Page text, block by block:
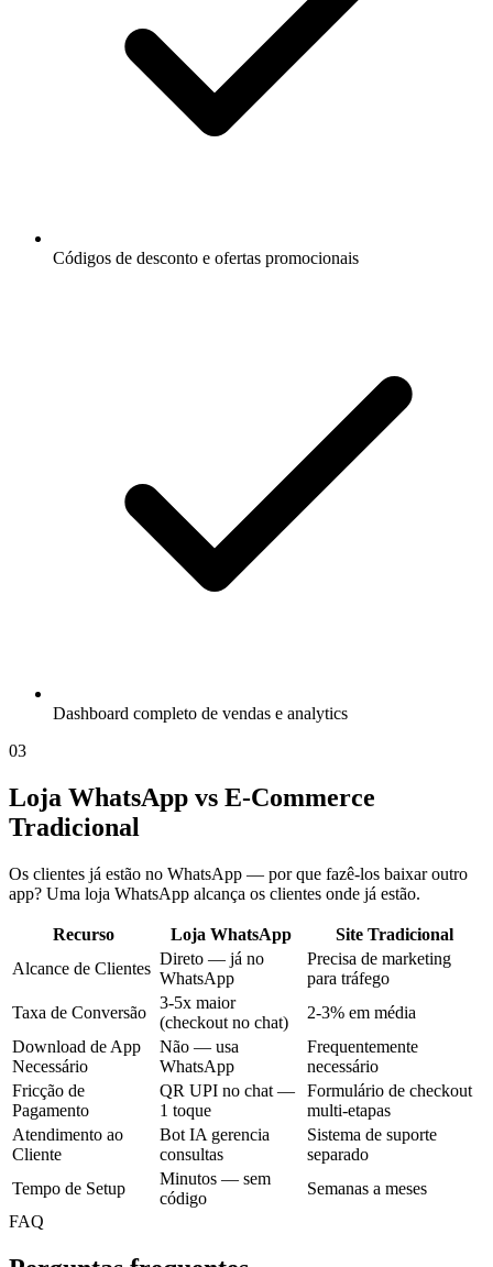
Códigos de desconto e ofertas promocionais
Dashboard completo de vendas e analytics
03
Loja WhatsApp vs E-Commerce
Tradicional
Os clientes já estão no WhatsApp — por que fazê-los baixar outro
app? Uma loja WhatsApp alcança os clientes onde já estão.
Recurso Loja WhatsApp
Site Tradicional
Alcance de Clientes
Direto — já no
WhatsApp
Precisa de marketing
para tráfego
Taxa de Conversão
3-5x maior
(checkout no chat)
2-3% em média
Download de App
Necessário
Não — usa
WhatsApp
Frequentemente
necessário
Fricção de
Pagamento
QR UPI no chat —
1 toque
Formulário de checkout
multi-etapas
Atendimento ao
Cliente
Bot IA gerencia
consultas
Sistema de suporte
separado
Tempo de Setup
Minutos — sem
código
Semanas a meses
FAQ